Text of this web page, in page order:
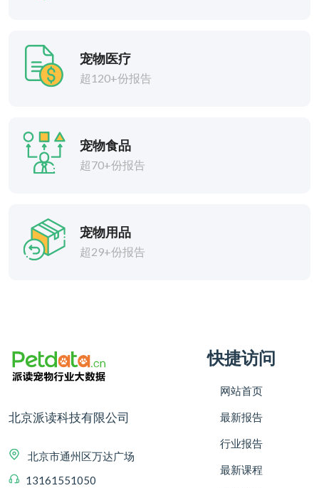
宠物医疗
超120+份报告
宠物食品
超70+份报告
宠物用品
超29+份报告
北京派读科技有限公司
北京市通州区万达广场
13161551050
快捷访问
网站首页
最新报告
行业报告
最新课程